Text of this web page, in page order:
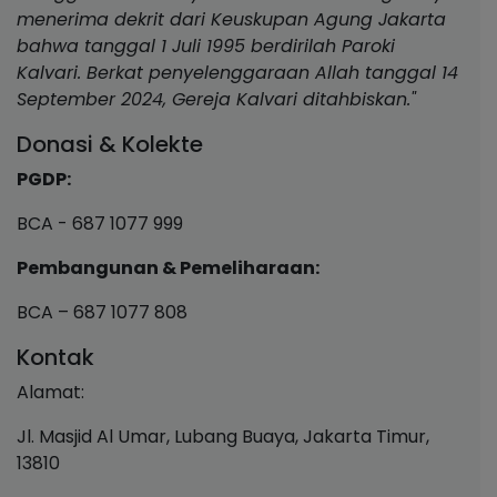
menerima dekrit dari Keuskupan Agung Jakarta
bahwa tanggal 1 Juli 1995 berdirilah Paroki
Kalvari. Berkat penyelenggaraan Allah tanggal 14
September 2024, Gereja Kalvari ditahbiskan."
Donasi & Kolekte
PGDP:
BCA - 687 1077 999
Pembangunan & Pemeliharaan:
BCA – 687 1077 808
Kontak
Alamat:
Jl. Masjid Al Umar, Lubang Buaya, Jakarta Timur,
13810